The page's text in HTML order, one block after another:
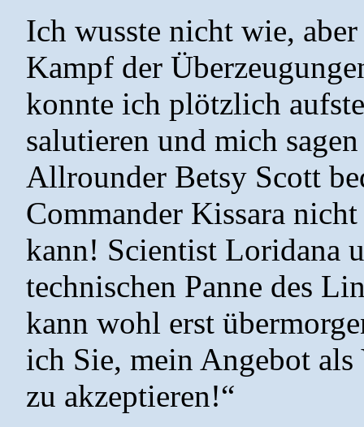
Ich wusste nicht wie,
Kampf der
konnte ich plötzlich
salutieren und mich
Allrounder Betsy Scott
Commander Kissara
kann! Scientist Loridana
technischen Panne des
kann wohl erst
ich Sie, mein Angebot als
zu akzeptieren!“